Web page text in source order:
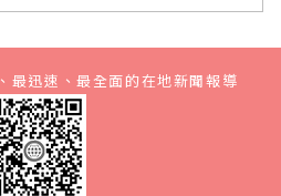
最迅速、最全面的在地新聞報導